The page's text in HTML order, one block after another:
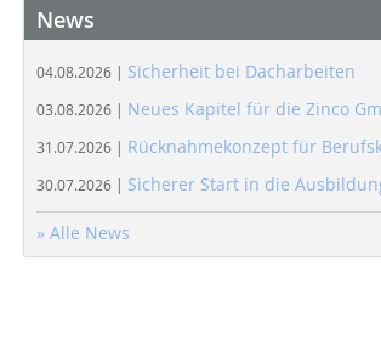
News
04.08.2026 | Sicherheit bei Dacharbeiten
03.08.2026 | Neues Kapitel für die Zinco
31.07.2026 | Rücknahmekonzept für
30.07.2026 | Sicherer Start in die
» Alle News